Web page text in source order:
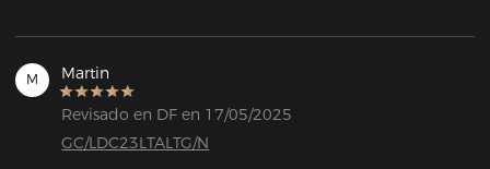
M Martin
Revisado en DF en 17/05/2025
GC/LDC23LTALTG/N